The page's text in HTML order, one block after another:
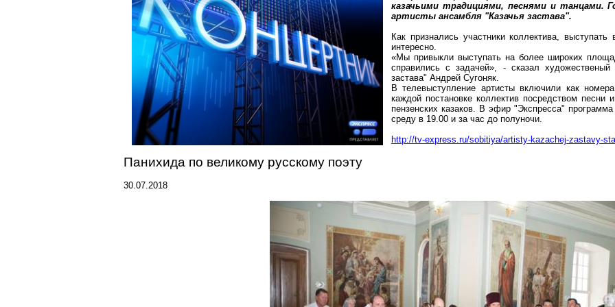
казачьими традициями, песнями и танцами.
артисты ансамбля "Казачья застава".
Как признались участники коллектива,
интересно.
«Мы привыкли выступать на более широких
справились с задачей», - сказал художественый
застава" Андрей Сугоняк.
В телевыступление артисты включили как
каждой постановке коллектив посредством песни
пензенских казаков. В эфир "Экспресса"
среду в 19.00 и за час до полуночи.
http://tv-express.ru/sobitiya/artisty-kazachej-zastavy-
Панихида по великому русскому поэту
30.07.2018